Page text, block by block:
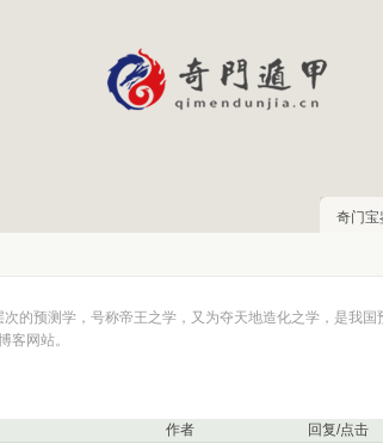
奇门宝
的预测学，号称帝王之学，又为夺天地造化之学，是我国
客网站。
作者 回复/点击